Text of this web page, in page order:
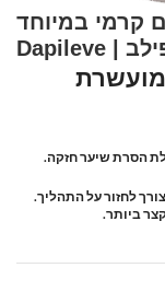
קרמי במיוחד
הסרת שיער חזקה.
לחזור על התהליך.
ביותר.